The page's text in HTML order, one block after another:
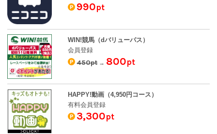
990pt
WIN!競馬（dバリューパス）
会員登録
450pt → 800pt
HAPPY!動画（4,950円コース）
有料会員登録
3,300pt